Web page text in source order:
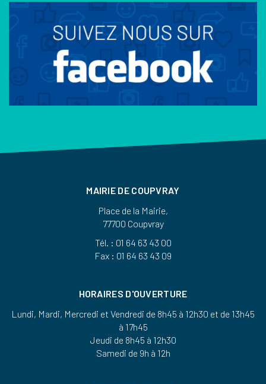
MAIRIE DE COUPVRAY
Place de la Mairie,
77700 Coupvray
Tél. : 01 64 63 43 00
Fax : 01 64 63 43 09
HORAIRES D'OUVERTURE
Lundi, Mardi, Mercredi et Vendredi de 8h45 à 12h30 et de 13h45
à 17h45
Jeudi de 8h45 à 12h30
Samedi de 9h à 12h